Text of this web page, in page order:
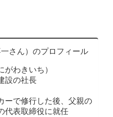
さん）のプロフィール
がわきいち）
設の社長
ーで修行した後、父親の
代表取締役に就任